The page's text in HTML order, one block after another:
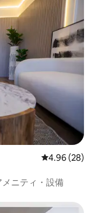
レビュー28
4.96 (28)
メニティ・設備